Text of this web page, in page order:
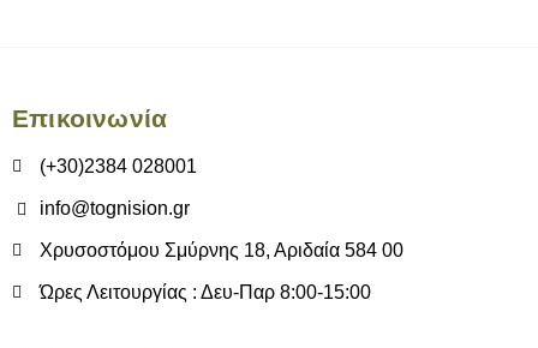
Επικοινωνία
(+30)2384 028001
info@tognision.gr
Χρυσοστόμου Σμύρνης 18, Αριδαία 584 00
Ώρες Λειτουργίας : Δευ-Παρ 8:00-15:00